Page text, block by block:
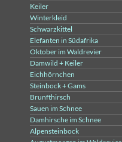
Keiler
Winterkleid
Schwarzkittel
Elefanten in Südafrika
Oktober im Waldrevier
Damwild + Keiler
Eichhörnchen
Steinbock + Gams
Brunfthirsch
Sauen im Schnee
Damhirsche im Schnee
Alpensteinbock